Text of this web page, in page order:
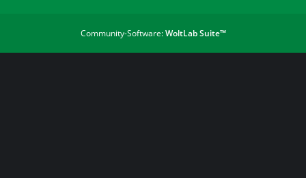
Community-Software:WoltLab Suite™